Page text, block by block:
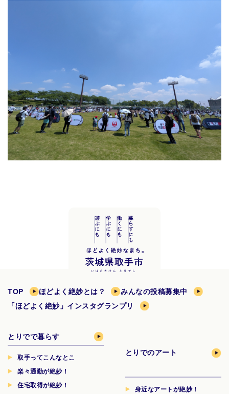
TOP ほどよく絶妙とは？
みんなの投稿募集中
「ほどよく絶妙」インスタグランプリ
とりでで暮らす
取手ってこんなとこ
楽々通勤が絶妙！
住宅取得が絶妙！
とりでのアート
身近なアートが絶妙！